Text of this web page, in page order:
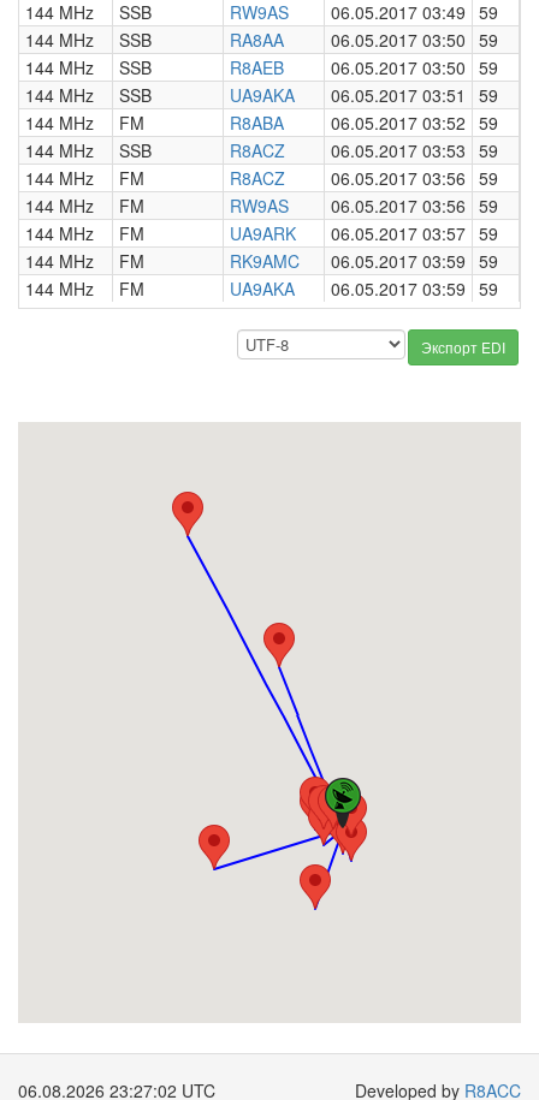
144 MHz
SSB RW9AS 06.05.2017 03:49 59
144 MHz
SSB RA8AA 06.05.2017 03:50 59
144 MHz
SSB R8AEB 06.05.2017 03:50 59
144 MHz
SSB UA9AKA 06.05.2017 03:51 59
144 MHz
FM R8ABA 06.05.2017 03:52 59
144 MHz
SSB R8ACZ 06.05.2017 03:53 59
144 MHz
FM R8ACZ 06.05.2017 03:56 59
144 MHz
FM RW9AS 06.05.2017 03:56 59
144 MHz
FM UA9ARK 06.05.2017 03:57 59
144 MHz
FM RK9AMC 06.05.2017 03:59 59
144 MHz
FM UA9AKA 06.05.2017 03:59 59
Экспорт EDI
06.08.2026 23:27:02 UTC Developed by R8ACC